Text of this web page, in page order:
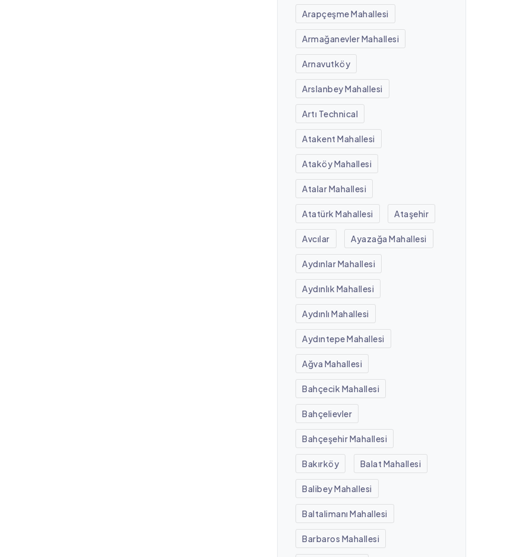
Arapçeşme Mahallesi
Armağanevler Mahallesi
Arnavutköy
Arslanbey Mahallesi
Artı Technical
Atakent Mahallesi
Ataköy Mahallesi
Atalar Mahallesi
Atatürk Mahallesi Ataşehir
Avcılar Ayazağa Mahallesi
Aydınlar Mahallesi
Aydınlık Mahallesi
Aydınlı Mahallesi
Aydıntepe Mahallesi
Ağva Mahallesi
Bahçecik Mahallesi
Bahçelievler
Bahçeşehir Mahallesi
Bakırköy Balat Mahallesi
Balibey Mahallesi
Baltalimanı Mahallesi
Barbaros Mahallesi